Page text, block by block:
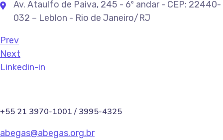
Av. Ataulfo de Paiva, 245 - 6º andar - CEP: 22440-
032 – Leblon - Rio de Janeiro/RJ
Prev
Next
Linkedin-in
+55 21 3970-1001 / 3995-4325
abegas@abegas.org.br